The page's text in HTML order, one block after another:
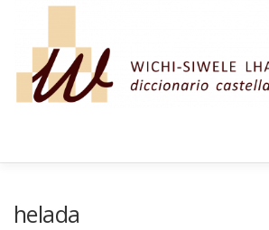
Saltar al contenido
helada